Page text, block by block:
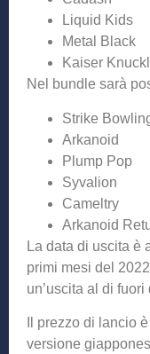
Liquid Kids
Metal Black
Kaiser
Nel bundle sarà
Strike
Arkanoid
Plump Pop
Syvalion
Cameltry
Arkanoid
La data di uscita è
primi mesi del
un’uscita al di
Il prezzo di lancio
versione